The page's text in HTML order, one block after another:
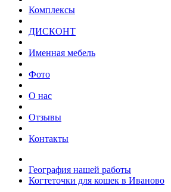
Комплексы
ДИСКОНТ
Именная мебель
Фото
О нас
Отзывы
Контакты
География нашей работы
Когтеточки для кошек в Иваново